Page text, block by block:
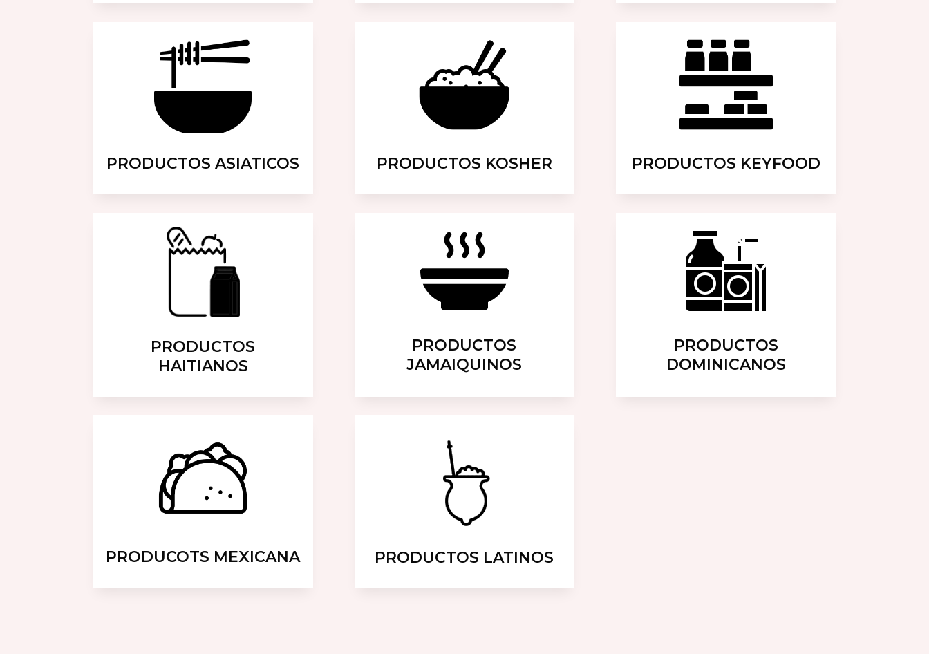
PRODUCTOS ASIATICOS PRODUCTOS KOSHER PRODUCTOS KEYFOOD
PRODUCTOS
HAITIANOS
PRODUCTOS
JAMAIQUINOS
PRODUCTOS
DOMINICANOS
PRODUCOTS MEXICANA PRODUCTOS LATINOS